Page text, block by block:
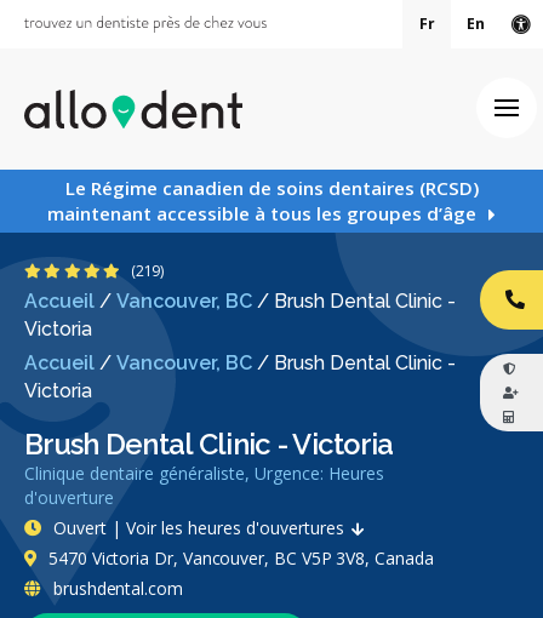
Fr En
Le Régime canadien de soins dentaires (RCSD)
maintenant accessible à tous les groupes d’âge
Accueil / Vancouver, BC / Brush Dental Clinic -
Victoria
Accueil / Vancouver, BC / Brush Dental Clinic -
Victoria
Brush Dental Clinic - Victoria
Clinique dentaire généraliste, Urgence: Heures
d'ouverture
4.8 étoiles
(219)
Ouvert | Voir les heures d'ouvertures
5470 Victoria Dr, Vancouver, BC V5P 3V8, Canada
brushdental.com